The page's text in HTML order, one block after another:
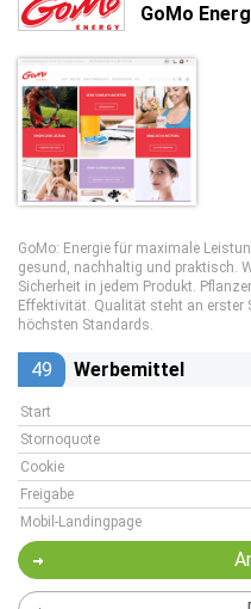
GoMo
GoMo: Energie für maximale
gesund, nachhaltig und praktisch.
Sicherheit in jedem Produkt.
Effektivität. Qualität steht an erster
höchsten Standards.
49 Werbemittel
Start
Stornoquote
Cookie
Freigabe
Mobil-Landingpage